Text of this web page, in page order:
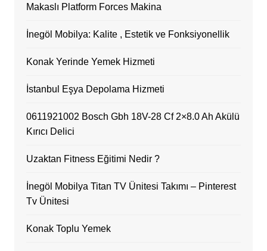
Makaslı Platform Forces Makina
İnegöl Mobilya: Kalite , Estetik ve Fonksiyonellik
Konak Yerinde Yemek Hizmeti
İstanbul Eşya Depolama Hizmeti
0611921002 Bosch Gbh 18V-28 Cf 2×8.0 Ah Akülü
Kırıcı Delici
Uzaktan Fitness Eğitimi Nedir ?
İnegöl Mobilya Titan TV Ünitesi Takımı – Pinterest
Tv Ünitesi
Konak Toplu Yemek